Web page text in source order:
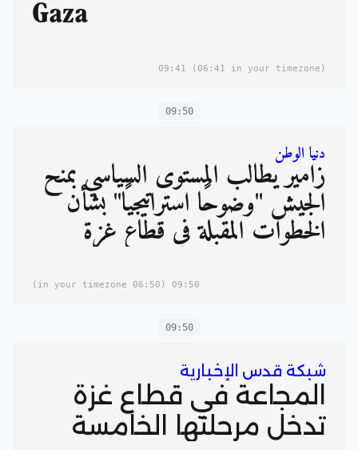
Gaza
09:41 (06:41 in your timezone)
09:50
دنيا الوطن
زامير يطالب المستوى السياسي بمنح
الجيش "وضوحًا استراتيجيًا" بشأن
الخطوات المقبلة في قطاع غزة
09:50
(06:50 in your timezone)
09:50
شبكة قدس الإخبارية
المجاعة في قطاع غزة
تدخل مرحلتها الخامسة